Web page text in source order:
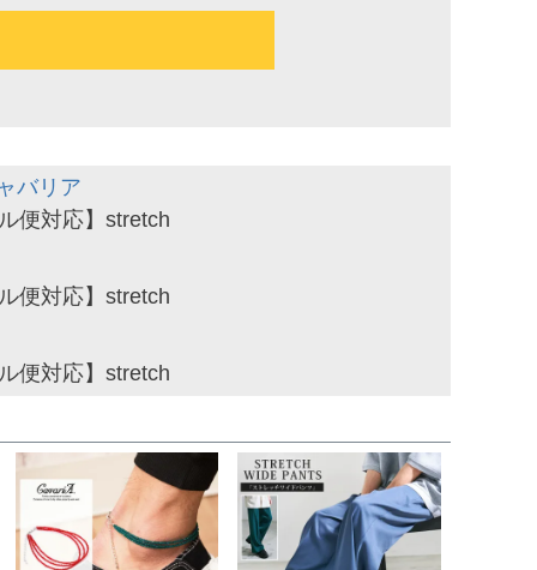
バリア
便対応】stretch
便対応】stretch
便対応】stretch